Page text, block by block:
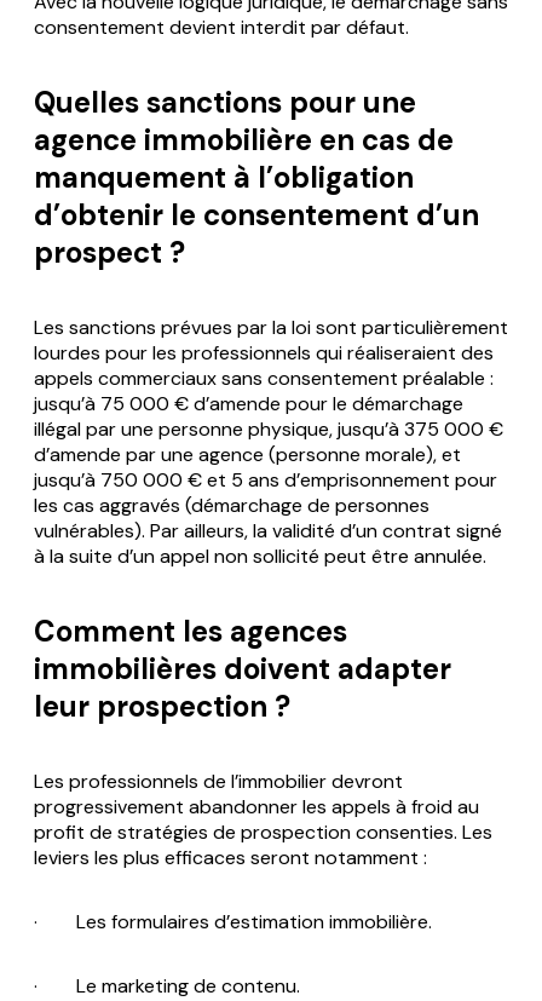
consentement devient interdit par défaut.
Quelles sanctions pour une
agence immobilière en cas de
manquement à l’obligation
d’obtenir le consentement d’un
prospect ?
Les sanctions prévues par la loi sont particulièrement
lourdes pour les professionnels qui réaliseraient des
appels commerciaux sans consentement préalable :
jusqu’à 75 000 € d’amende pour le démarchage
illégal par une personne physique, jusqu’à 375 000 €
d’amende par une agence (personne morale), et
jusqu’à 750 000 € et 5 ans d’emprisonnement pour
les cas aggravés (démarchage de personnes
vulnérables). Par ailleurs, la validité d’un contrat signé
à la suite d’un appel non sollicité peut être annulée.
Comment les agences
immobilières doivent adapter
leur prospection ?
Les professionnels de l’immobilier devront
progressivement abandonner les appels à froid au
profit de stratégies de prospection consenties. Les
leviers les plus efficaces seront notamment :
· Les formulaires d’estimation immobilière.
· Le marketing de contenu.